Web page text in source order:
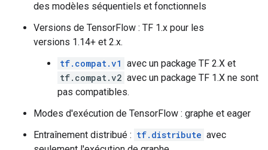
des modèles séquentiels et fonctionnels
Versions de TensorFlow : TF 1.x pour les
versions 1.14+ et 2.x.
tf.compat.v1 avec un package TF 2.X et
tf.compat.v2 avec un package TF 1.X ne sont
pas compatibles.
Modes d'exécution de TensorFlow : graphe et eager
Entraînement distribué : tf.distribute avec